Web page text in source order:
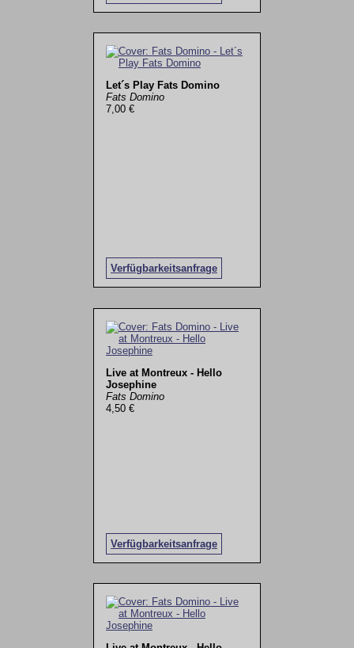
Let´s Play Fats Domino
Fats Domino
7,00 €
Verfügbarkeitsanfrage
Live at Montreux - Hello
Josephine
Fats Domino
4,50 €
Verfügbarkeitsanfrage